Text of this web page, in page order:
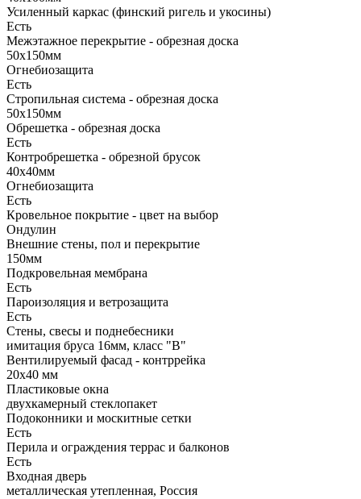
Усиленный каркас (финский ригель и укосины)
Есть
Межэтажное перекрытие - обрезная доска
50х150мм
Огнебиозащита
Есть
Стропильная система - обрезная доска
50х150мм
Обрешетка - обрезная доска
Есть
Контробрешетка - обрезной брусок
40х40мм
Огнебиозащита
Есть
Кровельное покрытие - цвет на выбор
Ондулин
Внешние стены, пол и перекрытие
150мм
Подкровельная мембрана
Есть
Пароизоляция и ветрозащита
Есть
Стены, свесы и поднебесники
имитация бруса 16мм, класс "В"
Вентилируемый фасад - контррейка
20х40 мм
Пластиковые окна
двухкамерный стеклопакет
Подоконники и москитные сетки
Есть
Перила и ограждения террас и балконов
Есть
Входная дверь
металлическая утепленная, Россия